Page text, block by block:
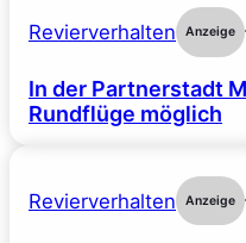
Revierverhalten Anzeige
In der Partnerstadt
Rundflüge möglich
Revierverhalten Anzeige